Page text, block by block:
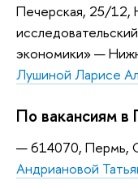
Печерская, 25/12,
экономики» —
Лушиной Ларисе
По вакансиям в
614070, Пермь,
Андриановой